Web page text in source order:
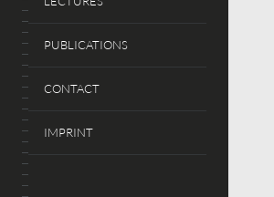
PUBLICATIONS
CONTACT
IMPRINT